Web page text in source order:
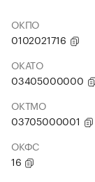
ОКПО
0102021716
ОКАТО
03405000000
ОКТМО
03705000001
ОКФС
16